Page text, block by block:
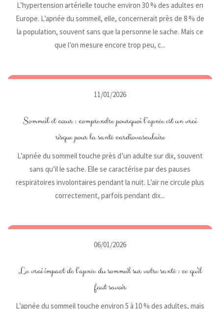
L’hypertension artérielle touche environ 30 % des adultes en
Europe. L’apnée du sommeil, elle, concernerait près de 8 % de
la population, souvent sans que la personne le sache. Mais ce
que l’on mesure encore trop peu, c...
11/01/2026
Sommeil et cœur : comprendre pourquoi l’apnée est un vrai
risque pour la santé cardiovasculaire
L’apnée du sommeil touche près d’un adulte sur dix, souvent
sans qu’il le sache. Elle se caractérise par des pauses
respiratoires involontaires pendant la nuit. L’air ne circule plus
correctement, parfois pendant dix...
06/01/2026
Le vrai impact de l'apnée du sommeil sur votre santé : ce qu'il
faut savoir
L’apnée du sommeil touche environ 5 à 10 % des adultes, mais